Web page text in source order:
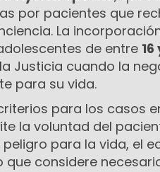
por pacientes que
La
de entre 16
Justicia cuando la
para su vida.
para los casos
la voluntad del
para la vida, el
considere